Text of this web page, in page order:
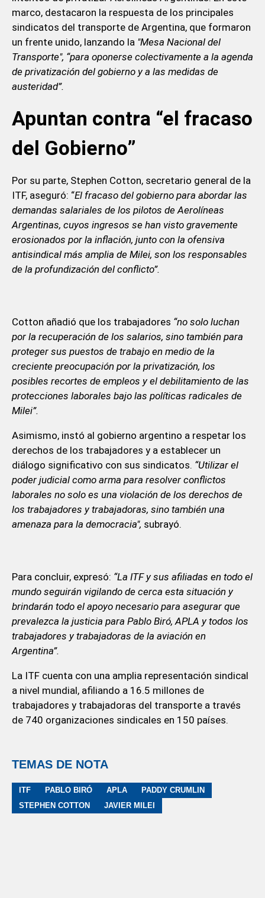
marco, destacaron la respuesta de los principales
sindicatos del transporte de Argentina, que formaron
un frente unido, lanzando la "Mesa Nacional del
Transporte", “para oponerse colectivamente a la agenda
de privatización del gobierno y a las medidas de
austeridad”.
Apuntan contra “el fracaso
del Gobierno”
Por su parte, Stephen Cotton, secretario general de la
ITF, aseguró: “El fracaso del gobierno para abordar las
demandas salariales de los pilotos de Aerolíneas
Argentinas, cuyos ingresos se han visto gravemente
erosionados por la inflación, junto con la ofensiva
antisindical más amplia de Milei, son los responsables
de la profundización del conflicto”.
Cotton añadió que los trabajadores “no solo luchan
por la recuperación de los salarios, sino también para
proteger sus puestos de trabajo en medio de la
creciente preocupación por la privatización, los
posibles recortes de empleos y el debilitamiento de las
protecciones laborales bajo las políticas radicales de
Milei”.
Asimismo, instó al gobierno argentino a respetar los
derechos de los trabajadores y a establecer un
diálogo significativo con sus sindicatos. “Utilizar el
poder judicial como arma para resolver conflictos
laborales no solo es una violación de los derechos de
los trabajadores y trabajadoras, sino también una
amenaza para la democracia", subrayó.
Para concluir, expresó: “La ITF y sus afiliadas en todo el
mundo seguirán vigilando de cerca esta situación y
brindarán todo el apoyo necesario para asegurar que
prevalezca la justicia para Pablo Biró, APLA y todos los
trabajadores y trabajadoras de la aviación en
Argentina”.
La ITF cuenta con una amplia representación sindical
a nivel mundial, afiliando a 16.5 millones de
trabajadores y trabajadoras del transporte a través
de 740 organizaciones sindicales en 150 países.
TEMAS DE NOTA
ITF PABLO BIRÓ APLA
PADDY CRUMLIN
STEPHEN COTTON
JAVIER MILEI